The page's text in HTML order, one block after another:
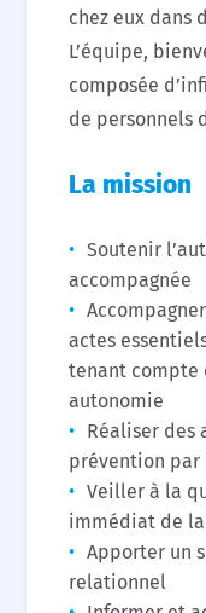
chez eux dans
L’équipe,
composée
de personnels
La mission
Soutenir
accompagnée
actes
tenant compte
autonomie
Réaliser des
prévention par
Veiller à la
immédiat de la
Apporter un
relationnel